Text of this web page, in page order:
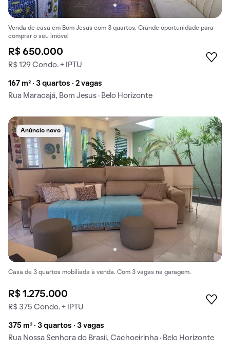
Venda de casa em Bom Jesus com 3 quartos. Grande oportunidade para
comprar o seu imóvel
R$ 650.000
R$ 129 Condo. + IPTU
167 m² · 3 quartos · 2 vagas
Rua Maracajá, Bom Jesus · Belo Horizonte
Anúncio novo
Casa de 3 quartos mobiliada à venda. Com 3 vagas na garagem.
R$ 1.275.000
R$ 375 Condo. + IPTU
375 m² · 3 quartos · 3 vagas
Rua Nossa Senhora do Brasil, Cachoeirinha · Belo Horizonte